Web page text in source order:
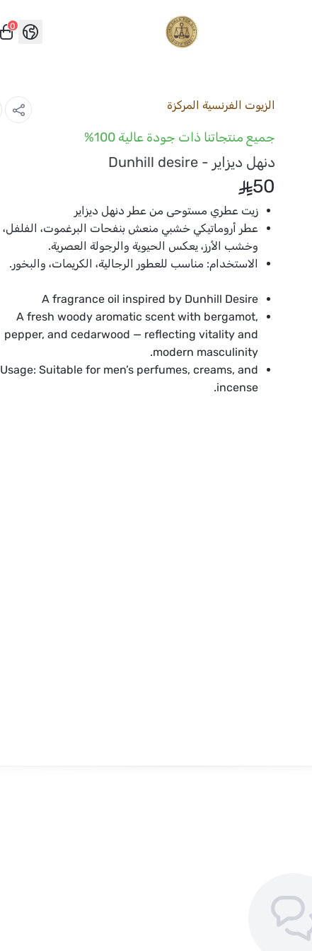
0
الزيوت الفرنسية المركزة
جميع منتجاتنا ذات جودة عالية 100%
دنهل ديزاير - Dunhill desire
50
زيت عطري مستوحى من عطر دنهل ديزاير
عطر أروماتيكي خشبي منعش بنفحات البرغموت، الفلفل،
وخشب الأرز، يعكس الحيوية والرجولة العصرية.
الاستخدام: مناسب للعطور الرجالية، الكريمات، والبخور.
A fragrance oil inspired by Dunhill Desire
A fresh woody aromatic scent with bergamot,
pepper, and cedarwood — reflecting vitality and
modern masculinity.
Usage: Suitable for men’s perfumes, creams, and
incense.